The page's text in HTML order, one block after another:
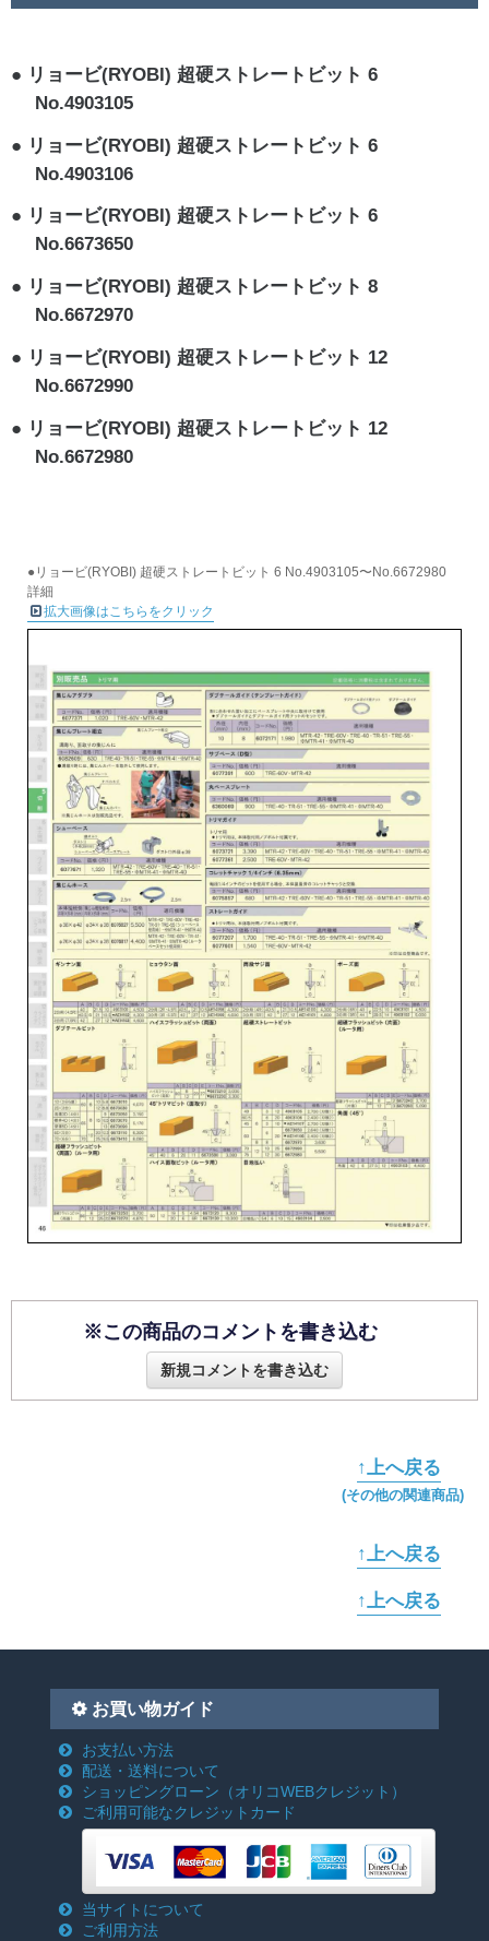
リョービ(RYOBI) 超硬ストレートビット 6
No.4903105
リョービ(RYOBI) 超硬ストレートビット 6
No.4903106
リョービ(RYOBI) 超硬ストレートビット 6
No.6673650
リョービ(RYOBI) 超硬ストレートビット 8
No.6672970
リョービ(RYOBI) 超硬ストレートビット 12
No.6672990
リョービ(RYOBI) 超硬ストレートビット 12
No.6672980
●リョービ(RYOBI) 超硬ストレートビット 6 No.4903105〜No.6672980
詳細
拡大画像はこちらをクリック
※この商品のコメントを書き込む
新規コメントを書き込む
↑上へ戻る
(その他の関連商品)
↑上へ戻る
↑上へ戻る
お買い物ガイド
お支払い方法
配送・送料について
ショッピングローン （オリコWEBクレジット）
ご利用可能なクレジットカード
当サイトについて
ご利用方法